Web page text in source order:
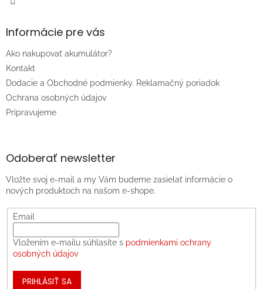
Informácie pre vás
Ako nakupovať akumulátor?
Kontakt
Dodacie a Obchodné podmienky. Reklamačný poriadok
Ochrana osobných údajov
Pripravujeme
Odoberať newsletter
Vložte svoj e-mail a my Vám budeme zasielať informácie o
nových produktoch na našom e-shope.
Email
Vložením e-mailu súhlasíte s podmienkami ochrany
osobných údajov
PRIHLÁSIŤ SA